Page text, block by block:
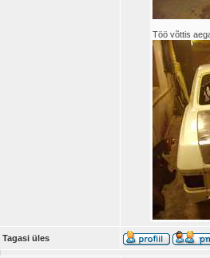
Töö võttis
Tagasi üles